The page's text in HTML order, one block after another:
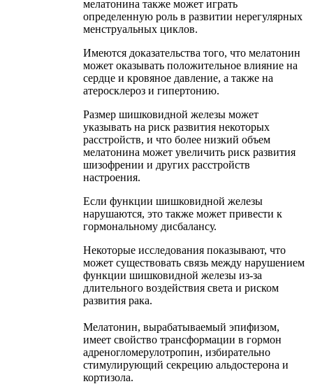
мелатонина также может играть
определенную роль в развитии нерегулярных
менструальных циклов.
Имеются доказательства того, что мелатонин
может оказывать положительное влияние на
сердце и кровяное давление, а также на
атеросклероз и гипертонию.
Размер шишковидной железы может
указывать на риск развития некоторых
расстройств, и что более низкий объем
мелатонина может увеличить риск развития
шизофрении и других расстройств
настроения.
Если функции шишковидной железы
нарушаются, это также может привести к
гормональному дисбалансу.
Некоторые исследования показывают, что
может существовать связь между нарушением
функции шишковидной железы из-за
длительного воздействия света и риском
развития рака.
Мелатонин, вырабатываемый эпифизом,
имеет свойство трансформации в гормон
адреногломерулотропин, избирательно
стимулирующий секрецию альдостерона и
кортизола.